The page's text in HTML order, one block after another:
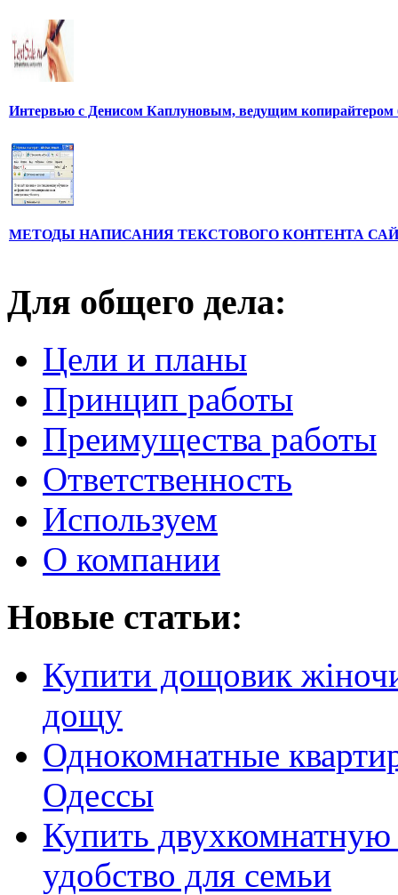
Интервью с Денисом Каплуновым, ведущим копирайтером
МЕТОДЫ НАПИСАНИЯ ТЕКСТОВОГО КОНТЕНТА
Для общего дела:
Цели и планы
Принцип работы
Преимущества работы
Ответственность
Используем
О компании
Новые статьи:
Купити дощовик
дощу
Однокомнатные
Одессы
Купить
удобство для семьи